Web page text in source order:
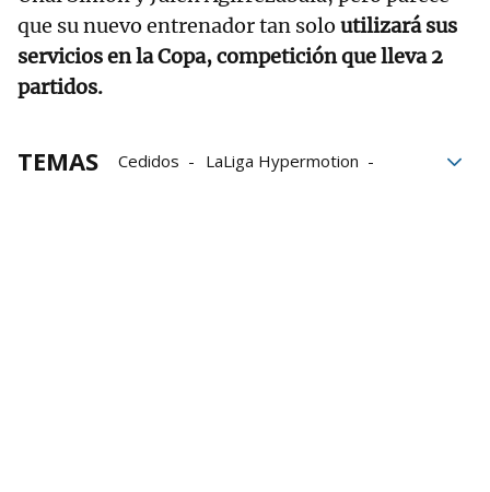
que su nuevo entrenador tan solo utilizará sus
servicios en la Copa, competición que lleva 2
partidos.
TEMAS Cedidos
LaLiga Hypermotion